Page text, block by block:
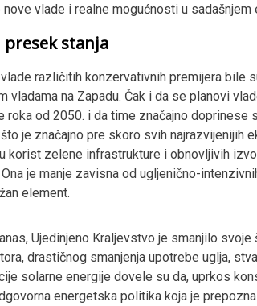
vlade i realne mogućnosti u
stanja
različitih konzervativnih premijera bile
vladama na Zapadu. Čak i da se planovi
roka od 2050. i da time značajno
je značajno pre skoro svih najrazvijenijih
korist zelene infrastrukture i obnovljivih
je manje zavisna od ugljenično-
element.
Ujedinjeno Kraljevstvo je smanjilo
drastičnog smanjenja upotrebe uglja,
solarne energije dovele su da, uprkos
energetska politika koja je